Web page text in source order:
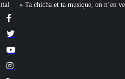
pas » : la mairie RN d’Agde face à la